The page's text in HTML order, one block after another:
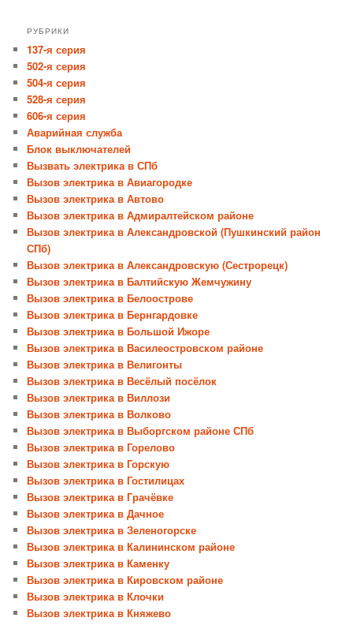
РУБРИКИ
137-я серия
502-я серия
504-я серия
528-я серия
606-я серия
Аварийная служба
Блок выключателей
Вызвать электрика в СПб
Вызов электрика в Авиагородке
Вызов электрика в Автово
Вызов электрика в Адмиралтейском районе
Вызов электрика в Александровской (Пушкинский район
СПб)
Вызов электрика в Александровскую (Сестрорецк)
Вызов электрика в Балтийскую Жемчужину
Вызов электрика в Белоострове
Вызов электрика в Бернгардовке
Вызов электрика в Большой Ижоре
Вызов электрика в Василеостровском районе
Вызов электрика в Велигонты
Вызов электрика в Весёлый посёлок
Вызов электрика в Виллози
Вызов электрика в Волково
Вызов электрика в Выборгском районе СПб
Вызов электрика в Горелово
Вызов электрика в Горскую
Вызов электрика в Гостилицах
Вызов электрика в Грачёвке
Вызов электрика в Дачное
Вызов электрика в Зеленогорске
Вызов электрика в Калининском районе
Вызов электрика в Каменку
Вызов электрика в Кировском районе
Вызов электрика в Клочки
Вызов электрика в Княжево